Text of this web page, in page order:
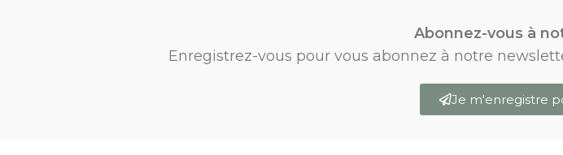
Abonnez-vous à
Enregistrez-vous pour vous abonnez à notre
Je m'enregistre